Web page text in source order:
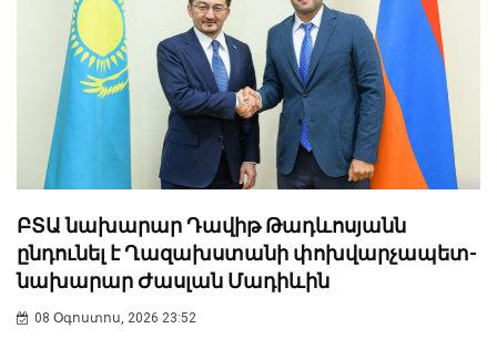
ԲՏԱ նախարար Դավիթ Թադևոսյանն
ընդունել է Ղազախստանի փոխվարչապետ-
նախարար Ժասլան Մադիևին
08 Օգոստոս, 2026 23:52